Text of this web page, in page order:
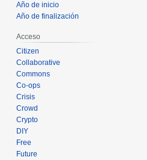
Año de inicio
Año de finalización
Acceso
Citizen
Collaborative
Commons
Co-ops
Crisis
Crowd
Crypto
DIY
Free
Future